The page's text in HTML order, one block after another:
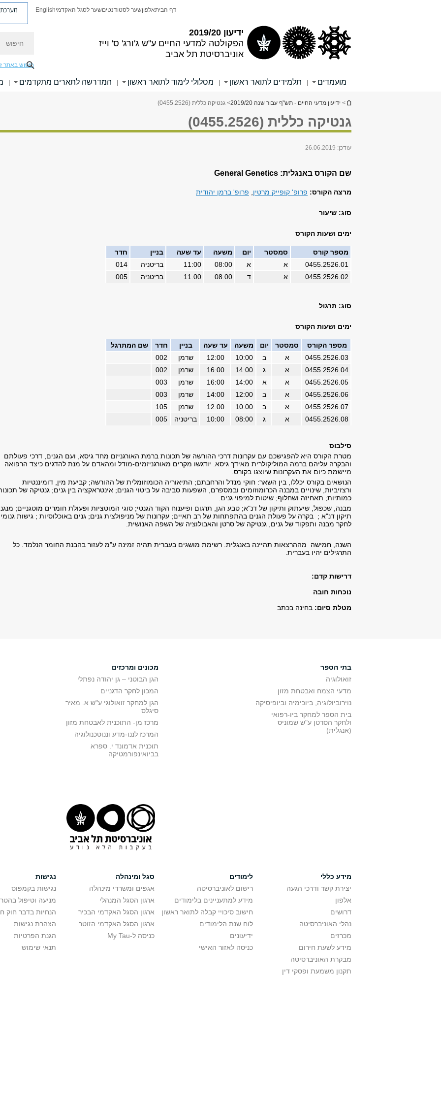
ידיעון 2019/20
הפקולטה למדעי החיים ע"ש ג'ורג' ס' וייז
אוניברסיטת תל אביב
דף הביתאלפוןשער לסטודנטיםשער לסגל האקדמיEnglish מערכת
חיפוש באתר
מועמדים | תלמידים לתואר ראשון | מסלולי לימוד לתואר ראשון | המדרשה לתארים מתקדמים |
הינך נמצא כאן
> ידיעון מדעי החיים - תש"ף עבור שנה 2019/20 > גנטיקה כללית (0455.2526)
גנטיקה כללית (0455.2526)
עודכן: 26.06.2019
שם הקורס באנגלית: General Genetics
מרצה הקורס: פרופ' קופייק מרטין פרופ' ברמן יהודית
סוג: שיעור
ימים ושעות הקורס
מספר קורס סמסטר יום משעה עד שעה בניין
חדר
0455.2526.01
א א 08:00
11:00 בריטניה
014
0455.2526.02
א ד 08:00
11:00 בריטניה 005
סוג: תרגול
ימים ושעות הקורס
מספר הקורס סמסטר יום משעה עד שעה בניין חדר
שם המתרגל
0455.2526.03
א ב 10:00
12:00 שרמן
002
0455.2526.04
א ג 14:00
16:00 שרמן
002
0455.2526.05
א א 14:00
16:00 שרמן
003
0455.2526.06
א ב 12:00
14:00 שרמן
003
0455.2526.07
א ב 10:00
12:00 שרמן
105
0455.2526.08
א ג 08:00
10:00 בריטניה 005
סילבוס
מטרת הקורס היא להפגישכם עם עקרונות דרכי ההורשה של תכונות ברמת האורגניזם מחד גיסא, ועם הגנים, דרכי פעולתם
והבקרה עליהם ברמה המוליקולרית מאידך גיסא. יודגשו מקרים מאורגניזמים-מודל ומהאדם על מנת להדגים כיצד הרפואה
מיישמת כיום את העקרונות שיוצגו בקורס.
הנושאים בקורס יכללו, בין השאר: חוקי מנדל והרחבתם; התיאוריה הכומוזומלית של ההורשה; קביעת מין, דומיננטיות
ורצזיביות, שינויים במבנה הכרומוזומים ובמספרם, השפעות סביבה על ביטוי הגנים; אינטראקציה בין גנים; גנטיקה של
כמותיות; תאחיזה ושחלוף; שיטות למיפוי גנים.
מבנה, שכפול, שיעתוק ותיקון של דנ"א; טבע הגן, תרגום ופיענוח הקוד הגנטי; סוגי המוטציות ופעולת חומרים מוטגניים;
תיקון דנ"א ; בקרה על פעולת הגנים בהתפתחות של רב תאיים; עקרונות של מניפולצית גנים; גנים באוכלוסיות ; גישות
לחקר מבנה ותפקוד של גנים, גנטיקה של סרטן והאבולוציה של השפה האנושית.
השנה, חמישה מההרצאות תהיינה באנגלית. רשימת מושגים בעברית תהיה זמינה ע"מ לעזור בהבנת החומר הנלמד. כל
התרגילים יהיו בעברית.
דרישות קדם:
נוכחות חובה
מטלת סיום: בחינה בכתב
בתי הספר
זואולוגיה
מדעי הצמח ואבטחת מזון
נוירוביולוגיה, ביוכימיה וביופיסיקה
בית הספר למחקר ביו-רפואי
ולחקר הסרטן ע"ש שמוניס
(אנגלית)
מכונים ומרכזים
הגן הבוטני – גן יהודה נפתלי
המכון לחקר הדגניים
הגן למחקר זואולוגי ע"ש א. מאיר
סיגלס
מרכז מן- התוכנית לאבטחת מזון
המרכז לננו-מדע וננוטכנולוגיה
תוכנית אדמונד י. ספרא
בביואינפורמטיקה
מידע כללי
יצירת קשר ודרכי הגעה
אלפון
דרושים
נהלי האוניברסיטה
מכרזים
מידע לשעת חירום
מבקרת האוניברסיטה
תקנון משמעת ופסקי דין
לימודים
רישום לאוניברסיטה
מידע למתעניינים בלימודים
חישוב סיכויי קבלה לתואר ראשון
לוח שנת הלימודים
ידיעונים
כניסה לאזור האישי
סגל ומינהלה
אגפים ומשרדי מינהלה
ארגון הסגל המנהלי
ארגון הסגל האקדמי הבכיר
ארגון הסגל האקדמי הזוטר
כניסה ל-My Tau
נגישות
נגישות בקמפוס
מניעה וטיפול
הנחיות בדבר חוק
הצהרת נגישות
הגנת הפרטיות
תנאי שימוש